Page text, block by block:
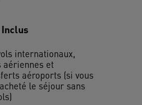
Inclus
internationaux,
aériennes et
aéroports (si vous
le séjour sans